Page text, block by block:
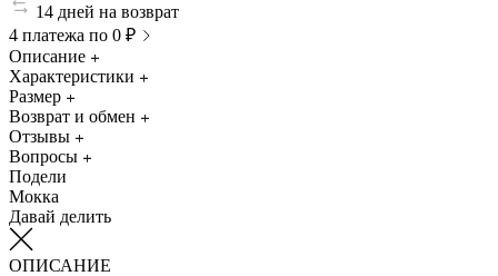
14 дней на возврат
4 платежа по 0 ₽
Описание
Характеристики
Размер
Возврат и обмен
Отзывы
Вопросы
Подели
Мокка
Давай делить
ОПИСАНИЕ